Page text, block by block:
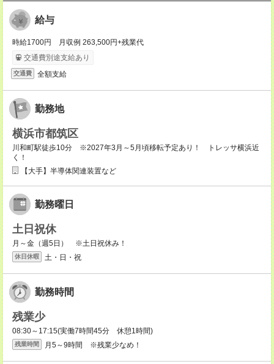
給与
時給1700円 月収例 263,500円+残業代
交通費別途支給あり
交通費 全額支給
勤務地
横浜市都筑区
川和町駅徒歩10分 ※2027年3月～5月頃移転予定あり！ トレッサ横浜近
く！
【大手】半導体関連装置など
勤務曜日
土日祝休
月～金（週5日） ※土日祝休み！
休日休暇 土・日・祝
勤務時間
残業少
08:30～17:15(実働7時間45分 休憩1時間)
残業時間 月5～9時間 ※残業少なめ！